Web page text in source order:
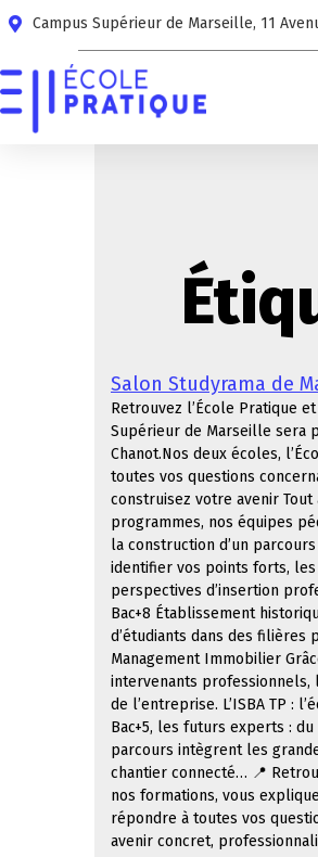
Campus Supérieur de Marseille, 11
Salon Studyrama de
Retrouvez l’École Pratique
Supérieur de Marseille sera
Chanot.Nos deux écoles,
toutes vos questions
construisez votre avenir
programmes, nos équipes
la construction d’un
identifier vos points forts,
perspectives d’insertion
Bac+8 Établissement
d’étudiants dans des filières
Management Immobilier
intervenants professionnels,
de l’entreprise. L’ISBA TP :
Bac+5, les futurs experts :
parcours intègrent les
chantier connecté… 📍
nos formations, vous
répondre à toutes vos
avenir concret,